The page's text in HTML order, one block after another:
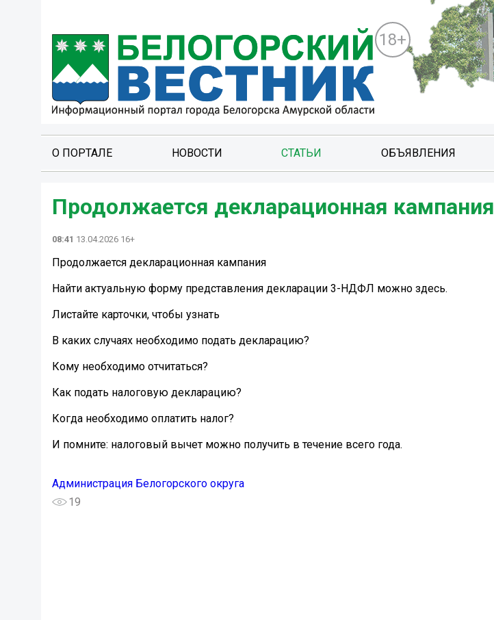
18+
О ПОРТАЛЕ НОВОСТИ СТАТЬИ ОБЪЯВЛЕНИЯ
Продолжается декларационная кампания ️
08:41 13.04.2026 16+
Продолжается декларационная кампания ️
Найти актуальную форму представления декларации 3-НДФЛ можно здесь.
Листайте карточки, чтобы узнать
В каких случаях необходимо подать декларацию?
Кому необходимо отчитаться?
Как подать налоговую декларацию?
Когда необходимо оплатить налог?
И помните: налоговый вычет можно получить в течение всего года.
Администрация Белогорского округа
19